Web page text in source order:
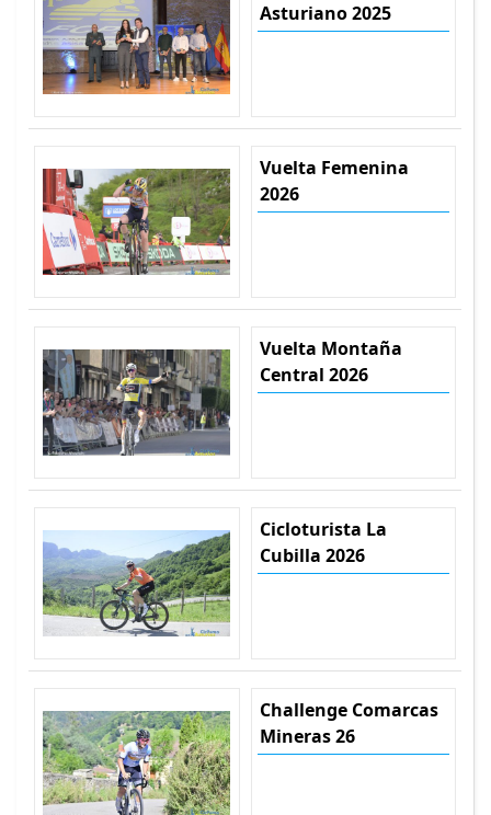
Asturiano 2025
Vuelta Femenina
2026
Vuelta Montaña
Central 2026
Cicloturista La
Cubilla 2026
Challenge Comarcas
Mineras 26